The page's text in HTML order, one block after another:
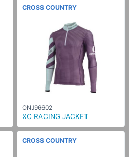
CROSS COUNTRY
ONJ96602
XC RACING JACKET
CROSS COUNTRY